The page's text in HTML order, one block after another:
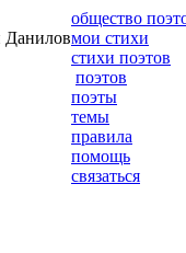
Данилов
общество
мои стихи
стихи поэтов
поэтов
поэты
темы
правила
помощь
связаться